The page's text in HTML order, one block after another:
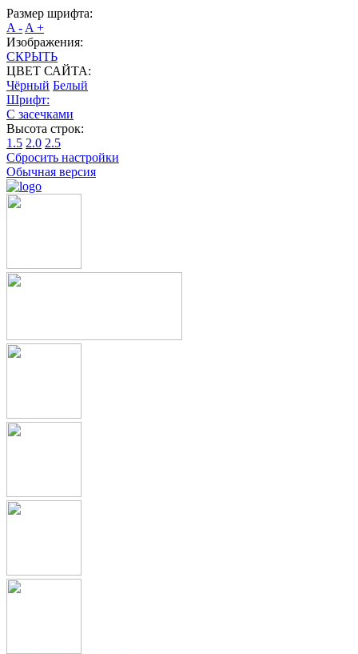
Размер шрифта:
A - A +
Изображения:
СКРЫТЬ
ЦВЕТ САЙТА:
Чёрный Белый
Шрифт:
С засечками
Высота строк:
1.5 2.0 2.5
Сбросить настройки
Обычная версия